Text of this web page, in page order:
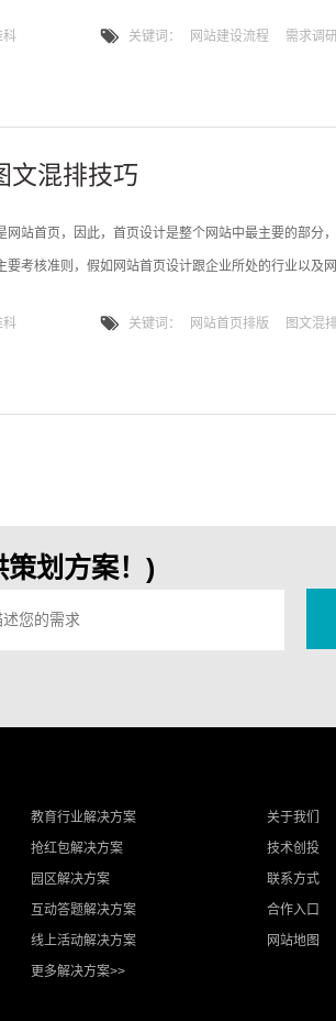
哪些内容，有哪些模块，以及网站的板块设计，页面导航
科 关键词： 网站建设流程 需求调
文混排技巧
网站首页，因此，首页设计是整个网站中最主要的部分
要考核准则，假如网站首页设计跟企业所处的行业以及
在首页设计中所需要坚持的不只是美观，整洁，还要符合
科 关键词： 网站首页排版 图文混
策划方案！)
教育行业解决方案
抢红包解决方案
园区解决方案
互动答题解决方案
线上活动解决方案
更多解决方案>>
关于我们
技术创投
联系方式
合作入口
网站地图